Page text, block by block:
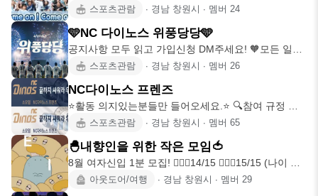
지만 다수보다 더 큰목소
스포츠관람 ∙ 경남 창원시 ∙ 멤버 24
🩵NC 다이노스 위풍당당🩵
공지사항 모두 읽고 가입신청 DM주세요! 🧡모든 일정
은 시즌권 예매일 8일 전 참석마감
스포츠관람 ∙ 경남 창원시 ∙ 멤버 26
NC다이노스 프렌즈
⭐️활동 의지있는분들만 들어오세요.⭐️ 🔍참여 규정 전
반기 단관 1경기
스포츠관람 ∙ 경남 창원시 ∙ 멤버 65
🐣내향인을 위한 작은 모임🍅
8월 여자신입 1분 모집! 🙋🏻‍♀️14/15 🙋🏻‍♂️15/15 (나이 제
한 92년생~0
아웃도어/여행 ∙ 경남 창원시 ∙ 멤버 29